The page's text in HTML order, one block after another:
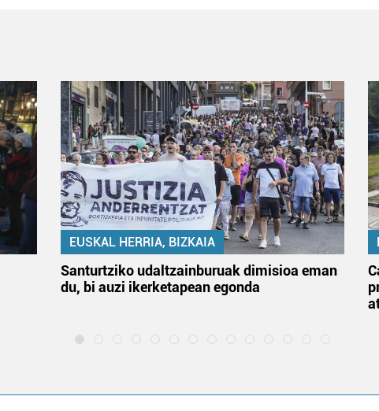
EUSKAL HERRIA, BIZKAIA
Santurtziko udaltzainburuak dimisioa eman
du, bi auzi ikerketapean egonda